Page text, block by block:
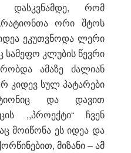
დასკვნამდე, რომ
ორი შტოს
ეკუთვნოდა ლერი
კლუბის წევრი
ამაზე ძალიან
კიდევ სულ პატარები
და დავით
,,პროექტი“ ჩვენ
მოიწონა ეს იდეა და
მიზანი – ამ